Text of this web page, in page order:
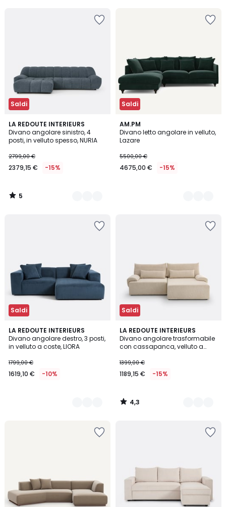
Saldi
LA REDOUTE INTERIEURS
Divano angolare sinistro, 4
posti, in velluto spesso, NURIA
2799,00 €
2379,15 € -15%
5
/
5
6
Colori
5
/
Saldi
AM.PM
Divano letto angolare in velluto,
Lazare
5500,00 €
4675,00 € -15%
16
Colori
Saldi
LA REDOUTE INTERIEURS
Divano angolare destro, 3 posti,
in velluto a coste, LIORA
1799,00 €
1619,10 € -10%
5
Colori
Saldi
LA REDOUTE INTERIEURS
Divano angolare trasformabile
con cassapanca, velluto a
1399,00 €
1189,15 € -15%
4,3
/ 5
7
Colori
4,3
/